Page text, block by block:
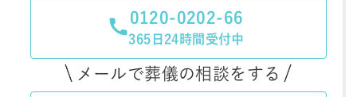
0120-0202-66
365日24時間受付中
メールで葬儀の相談をする